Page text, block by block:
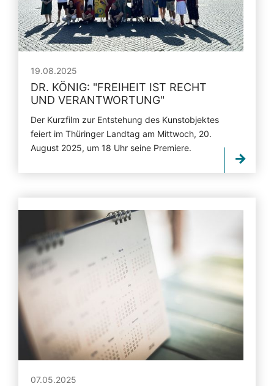
19.08.2025
DR. KÖNIG: "FREIHEIT IST RECHT
UND VERANTWORTUNG"
Der Kurzfilm zur Entstehung des Kunstobjektes
feiert im Thüringer Landtag am Mittwoch, 20.
August 2025, um 18 Uhr seine Premiere.
07.05.2025